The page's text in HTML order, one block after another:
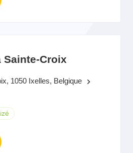
Sainte-Croix
1050 Ixelles, Belgique keyboard_arrow_right